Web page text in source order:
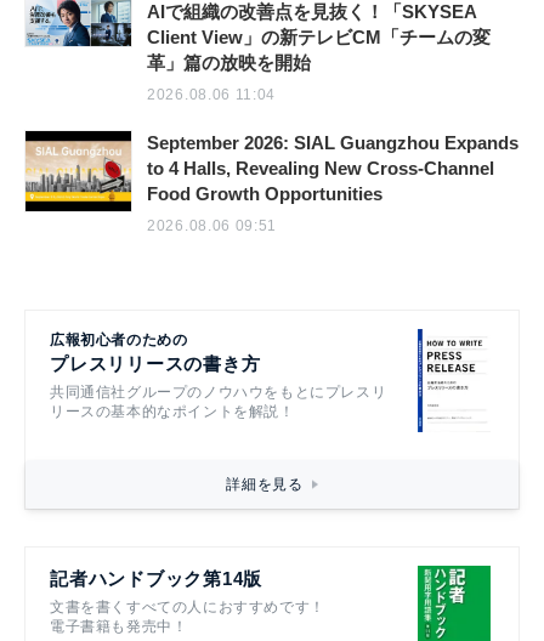
AIで組織の改善点を見抜く！「SKYSEA
Client View」の新テレビCM「チームの変
革」篇の放映を開始
2026.08.06 11:04
September 2026: SIAL Guangzhou Expands
to 4 Halls, Revealing New Cross-Channel
Food Growth Opportunities
2026.08.06 09:51
広報初心者のための
プレスリリースの書き方
共同通信社グループのノウハウをもとにプレスリ
リースの基本的なポイントを解説！
詳細を見る
記者ハンドブック第14版
文書を書くすべての人におすすめです！
電子書籍も発売中！